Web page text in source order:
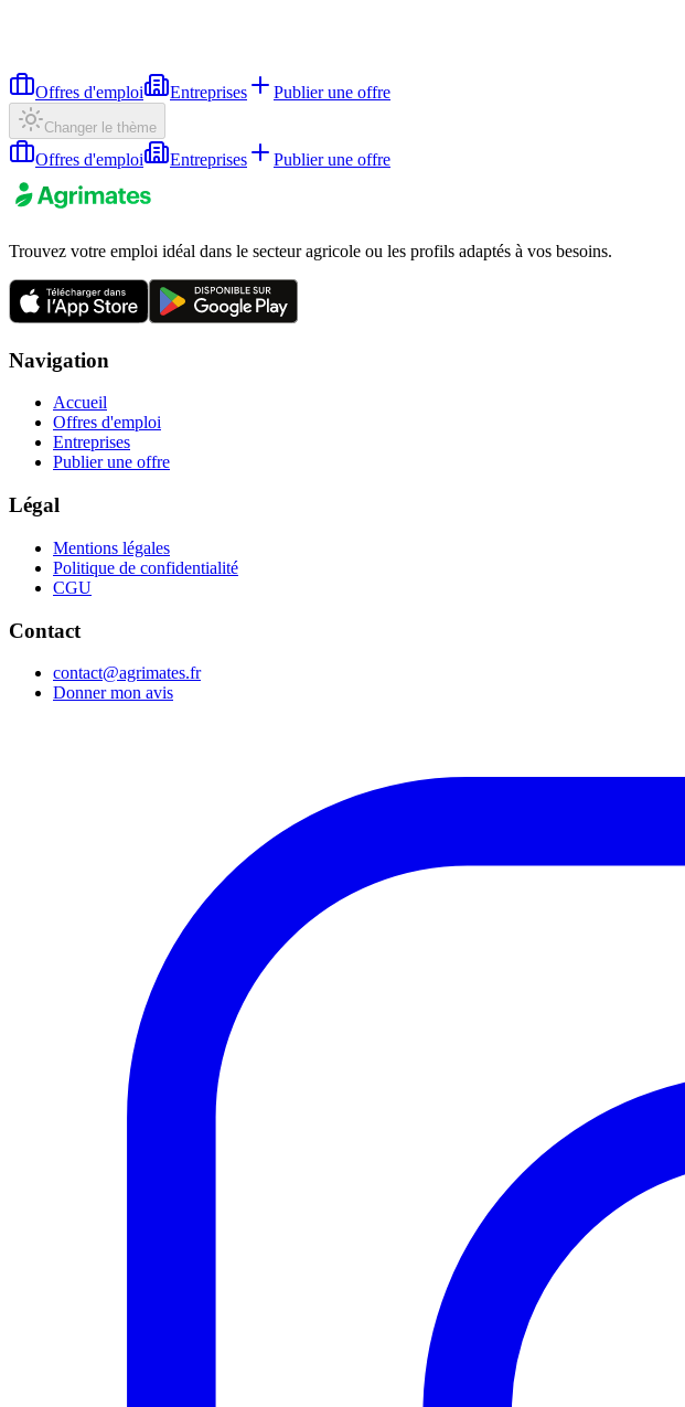
Offres d'emploi Entreprises Publier une offre
Changer le thème
Offres d'emploi Entreprises Publier une offre
Trouvez votre emploi idéal dans le secteur agricole ou les profils adaptés à vos besoins.
Navigation
Accueil
Offres d'emploi
Entreprises
Publier une offre
Légal
Mentions légales
Politique de confidentialité
CGU
Contact
contact@agrimates.fr
Donner mon avis